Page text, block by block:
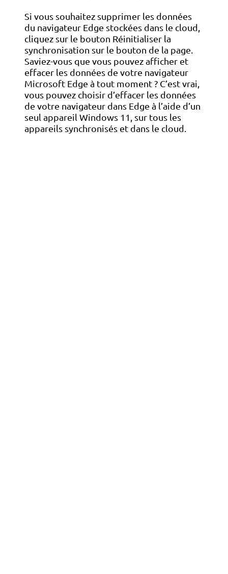
Si vous souhaitez supprimer les données
du navigateur Edge stockées dans le cloud,
cliquez sur le bouton Réinitialiser la
synchronisation sur le bouton de la page.
Saviez-vous que vous pouvez afficher et
effacer les données de votre navigateur
Microsoft Edge à tout moment ? C’est vrai,
vous pouvez choisir d’effacer les données
de votre navigateur dans Edge à l’aide d’un
seul appareil Windows 11, sur tous les
appareils synchronisés et dans le cloud.